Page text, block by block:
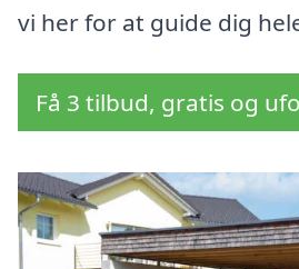
vi her for at guide dig
Få 3 tilbud, gratis og